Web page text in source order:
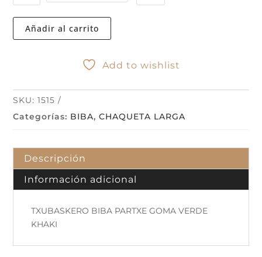
Añadir al carrito
Add to wishlist
SKU:1515
Categorías: BIBA,CHAQUETA LARGA
Descripción
Información adicional
TXUBASKERO BIBA PARTXE GOMA VERDE
KHAKI